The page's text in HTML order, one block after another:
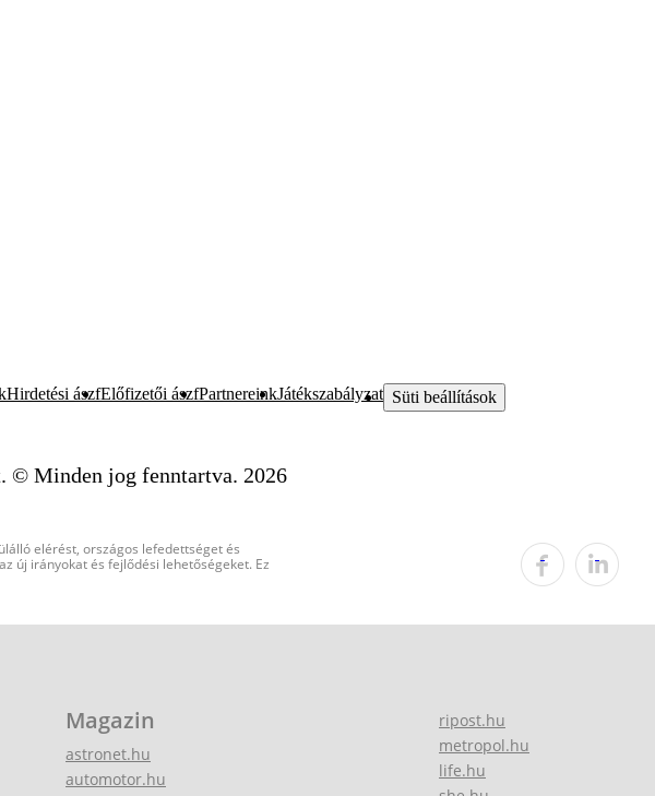
Hirdetési ászfElőfizetői ászfPartnereinkJátékszabályzat Süti beállítások
© Minden jog fenntartva. 2026
elérést, országos lefedettséget és
új irányokat és fejlődési lehetőségeket. Ez
Magazin
astronet.hu
automotor.hu
ripost.hu
metropol.hu
life.hu